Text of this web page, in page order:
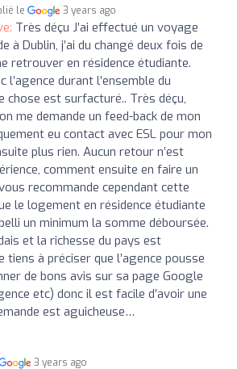
le 3 years ago
Très déçu J’ai effectué un voyage
à Dublin, j’ai du changé deux fois de
retrouver en résidence étudiante.
l’agence durant l’ensemble du
chose est surfacturé.. Très déçu,
me demande un feed-back de mon
eu contact avec ESL pour mon
plus rien. Aucun retour n’est
comment ensuite en faire un
recommande cependant cette
le logement en résidence étudiante
un minimum la somme déboursée.
et la richesse du pays est
tiens à préciser que l’agence pousse
de bons avis sur sa page Google
etc) donc il est facile d’avoir une
est aguicheuse…
3 years ago